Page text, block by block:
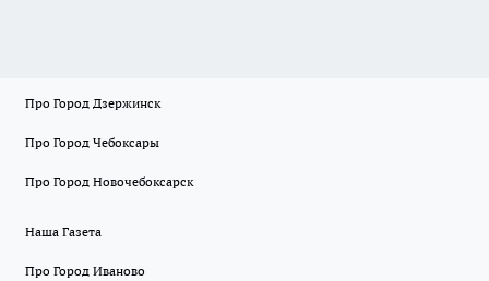
Про Город Дзержинск
Про Город Чебоксары
Про Город Новочебоксарск
Наша Газета
Про Город Иваново